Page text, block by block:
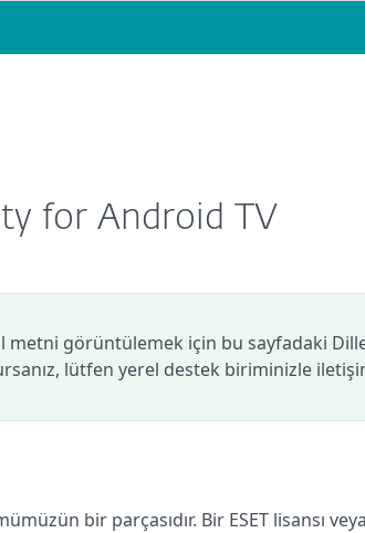
for Android TV
metni görüntülemek için bu sayfadaki
lütfen yerel destek biriminizle
bir parçasıdır. Bir ESET lisansı